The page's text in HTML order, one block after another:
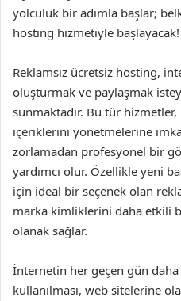
yolculuk bir adımla başlar;
hosting hizmetiyle başlayacak!
Reklamsız ücretsiz hosting,
oluşturmak ve paylaşmak
sunmaktadır. Bu tür hizmetler,
içeriklerini yönetmelerine
zorlamadan profesyonel bir
yardımcı olur. Özellikle yeni
için ideal bir seçenek olan
marka kimliklerini daha etkili
olanak sağlar.
İnternetin her geçen gün daha
kullanılması, web sitelerine